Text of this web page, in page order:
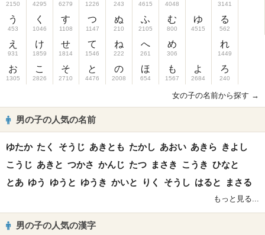
2150
う
453
え
931
お
1305
4295
く
1046
け
1859
こ
2826
6279
す
1108
せ
1814
そ
2710
1226
つ
1147
て
1546
と
4476
243
ぬ
210
ね
222
の
2008
4615
ふ
2105
へ
261
ほ
654
4048
む
800
め
306
も
1567
ゆ
4515
よ
2684
3141
る
562
れ
1449
ろ
240
女の子の名前から探す →
男の子の人気の名前
ゆたか たく そうじ あきとも たかし あおい あきら きよし
こうじ あきと つかさ かんじ たつ まさき こうき ひなと
とあ ゆう ゆうと ゆうき かいと りく そうし はると まさる
もっと見る...
男の子の人気の漢字